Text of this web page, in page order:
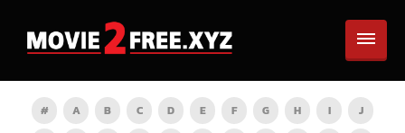
# A B C D E F G H I
J